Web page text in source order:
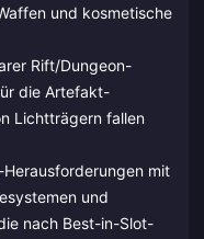
und kosmetische
Rift/Dungeon-
die Artefakt-
Lichtträgern fallen
mit
und
nach Best-in-Slot-